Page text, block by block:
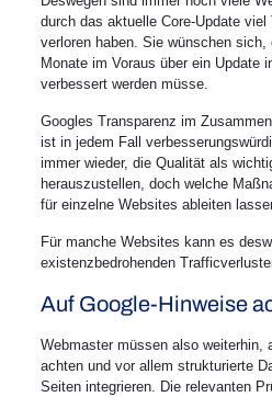
durch das aktuelle Core-Update
verloren haben. Sie wünschen
Monate im Voraus über ein Update
verbessert werden müsse.
Googles Transparenz im
ist in jedem Fall
immer wieder, die Qualität als
herauszustellen, doch welche
für einzelne Websites ableiten
Für manche Websites kann es
existenzbedrohenden
Auf Google-Hinweise
Webmaster müssen also weiterhin,
achten und vor allem strukturierte
Seiten integrieren. Die relevanten